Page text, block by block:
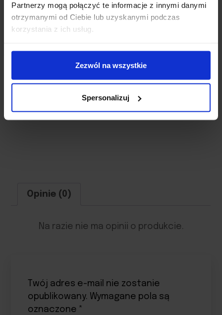
Partnerzy mogą połączyć te informacje z innymi danymi
otrzymanymi od Ciebie lub uzyskanymi podczas
korzystania z ich usług.
Zezwól na wszystkie
Spersonalizuj
/
wizytówki
plastikowe
Dodaj do koszyka
Opinie (0)
Na razie nie ma opinii o produkcie.
Twój adres e-mail nie zostanie
opublikowany. Wymagane pola są
oznaczone *